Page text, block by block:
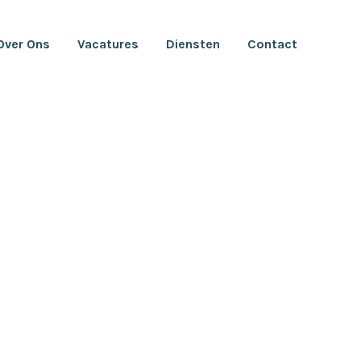
Ons Vacatures Diensten Contact